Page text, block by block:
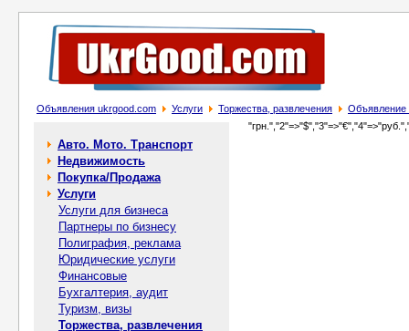
Объявления ukrgood.com Услуги Торжества, развлечения Объявление
Авто. Мото. Транспорт
Недвижимость
Покупка/Продажа
Услуги
Услуги для бизнеса
Партнеры по бизнесу
Полиграфия, реклама
Юридические услуги
Финансовые
Бухгалтерия, аудит
Туризм, визы
Торжества, развлечения